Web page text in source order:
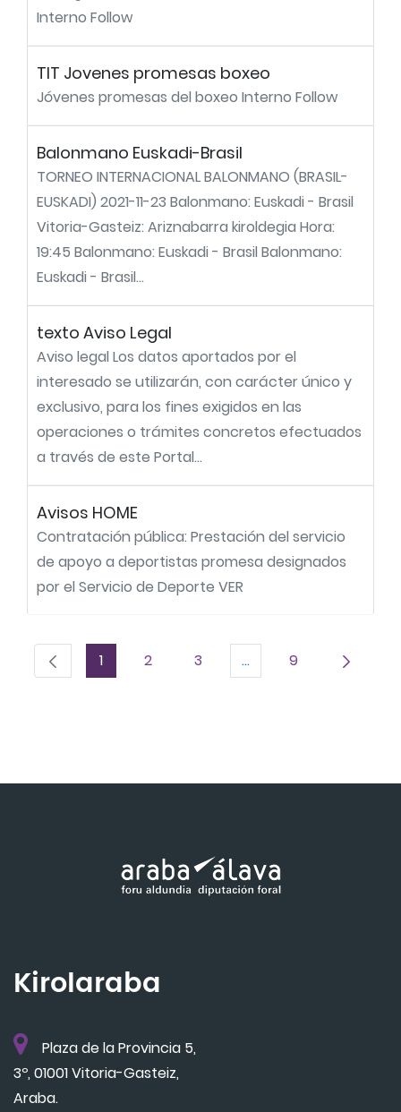
Interno Follow
TIT Jovenes promesas boxeo
Jóvenes promesas del boxeo Interno Follow
Balonmano Euskadi-Brasil
TORNEO INTERNACIONAL BALONMANO (BRASIL-
EUSKADI) 2021-11-23 Balonmano: Euskadi - Brasil
Vitoria-Gasteiz: Ariznabarra kiroldegia Hora:
19:45 Balonmano: Euskadi - Brasil Balonmano:
Euskadi - Brasil...
texto Aviso Legal
Aviso legal Los datos aportados por el
interesado se utilizarán, con carácter único y
exclusivo, para los fines exigidos en las
operaciones o trámites concretos efectuados
a través de este Portal...
Avisos HOME
Contratación pública: Prestación del servicio
de apoyo a deportistas promesa designados
por el Servicio de Deporte VER
Página
1 Página
2 Página
3 ...Páginas intermedias
Página
9
Kirolaraba
Plaza de la Provincia 5,
3º, 01001 Vitoria-Gasteiz,
Araba.